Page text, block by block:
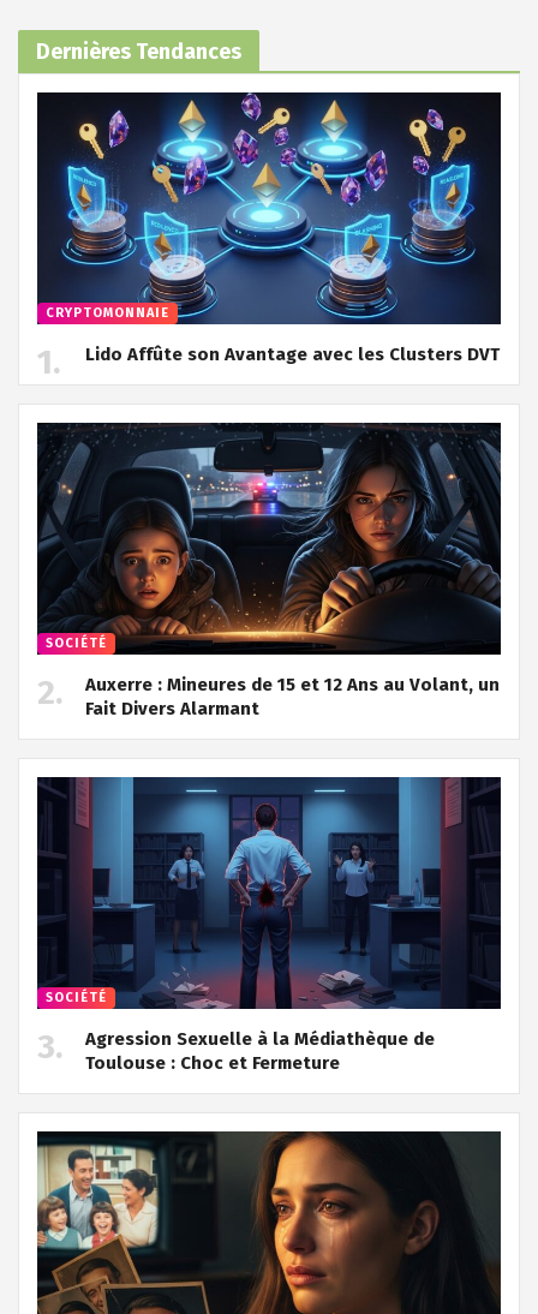
Dernières Tendances
CRYPTOMONNAIE
Lido Affûte son Avantage avec les Clusters DVT
SOCIÉTÉ
Auxerre : Mineures de 15 et 12 Ans au Volant, un
Fait Divers Alarmant
SOCIÉTÉ
Agression Sexuelle à la Médiathèque de
Toulouse : Choc et Fermeture